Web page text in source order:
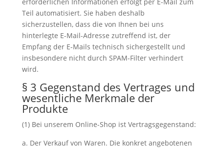
Teil automatisiert. Sie haben deshalb
sicherzustellen, dass die von Ihnen bei uns
hinterlegte E-Mail-Adresse zutreffend ist, der
Empfang der E-Mails technisch sichergestellt und
insbesondere nicht durch SPAM-Filter verhindert
wird.
§ 3 Gegenstand des Vertrages und
wesentliche Merkmale der
Produkte
(1) Bei unserem Online-Shop ist Vertragsgegenstand:
Der Verkauf von Waren. Die konkret angebotenen